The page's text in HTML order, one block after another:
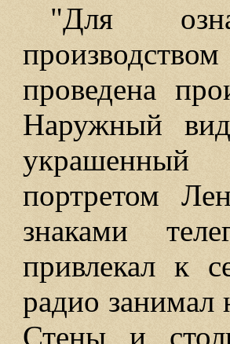
"Для
проведена
Наружный
украшенный
портретом
знаками
привлекал к
радио занимал
Стены и